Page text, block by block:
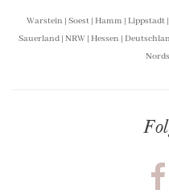
Warstein | Soest | Hamm | Lippstadt
Sauerland | NRW | Hessen |